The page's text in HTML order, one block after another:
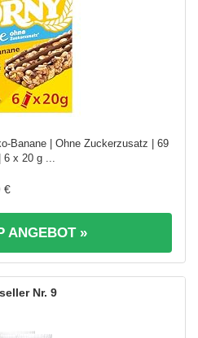
Banane | Ohne Zuckerzusatz | 69
6 x 20 g ...
€
ANGEBOT »
9